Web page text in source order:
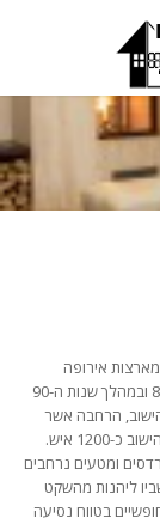
ע”י עולים מארצות אירופה
השונות והינו שייך למועצה אזורית לב השרון. בסוף שנות ה-80 ובמהלך שנות ה-90
הרחבה אשר
ומטעים נרחבים
ליהנות מהשקט
בטווח נסיעה